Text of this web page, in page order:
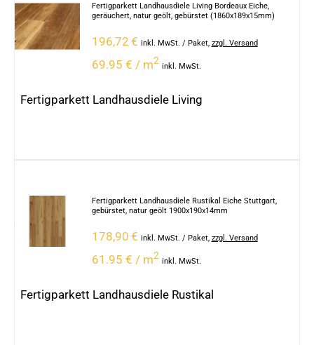
Fertigparkett Landhausdiele Living Bordeaux Eiche,
geräuchert, natur geölt, gebürstet (1860x189x15mm)
196,72 € inkl. MwSt. / Paket, zzgl. Versand
69.95 € / m2
inkl. MwSt.
Fertigparkett Landhausdiele Living
Fertigparkett Landhausdiele Rustikal Eiche Stuttgart,
gebürstet, natur geölt 1900x190x14mm
178,90 € inkl. MwSt. / Paket, zzgl. Versand
61.95 € / m2
inkl. MwSt.
Fertigparkett Landhausdiele Rustikal